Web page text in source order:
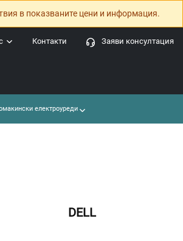
в показваните цени и информация.
Заяви консултация
Контакти
електроуреди
DELL